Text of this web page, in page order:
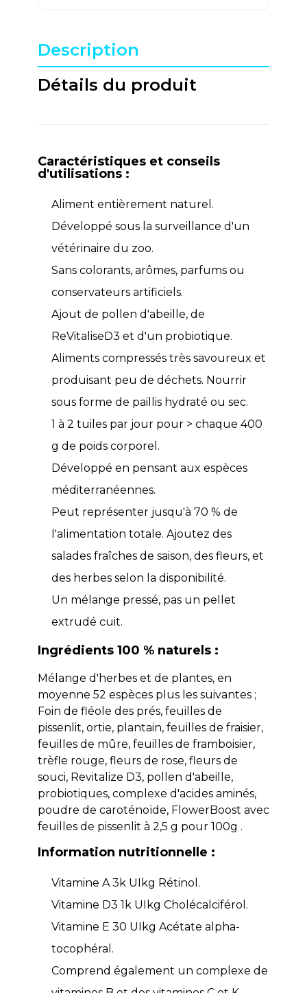
Description
Détails du produit
Caractéristiques et conseils
d'utilisations :
Aliment entièrement naturel.
Développé sous la surveillance d'un
vétérinaire du zoo.
Sans colorants, arômes, parfums ou
conservateurs artificiels.
Ajout de pollen d'abeille, de
ReVitaliseD3 et d'un probiotique.
Aliments compressés très savoureux et
produisant peu de déchets. Nourrir
sous forme de paillis hydraté ou sec.
1 à 2 tuiles par jour pour > chaque 400
g de poids corporel.
Développé en pensant aux espèces
méditerranéennes.
Peut représenter jusqu'à 70 % de
l'alimentation totale. Ajoutez des
salades fraîches de saison, des fleurs, et
des herbes selon la disponibilité.
Un mélange pressé, pas un pellet
extrudé cuit.
Ingrédients 100 % naturels :
Mélange d'herbes et de plantes, en
moyenne 52 espèces plus les suivantes ;
Foin de fléole des prés, feuilles de
pissenlit, ortie, plantain, feuilles de fraisier,
feuilles de mûre, feuilles de framboisier,
trèfle rouge, fleurs de rose, fleurs de
souci, Revitalize D3, pollen d'abeille,
probiotiques, complexe d'acides aminés,
poudre de caroténoïde, FlowerBoost avec
feuilles de pissenlit à 2,5 g pour 100g .
Information nutritionnelle :
Vitamine A 3k UIkg Rétinol.
Vitamine D3 1k UIkg Cholécalciférol.
Vitamine E 30 UIkg Acétate alpha-
tocophéral.
Comprend également un complexe de